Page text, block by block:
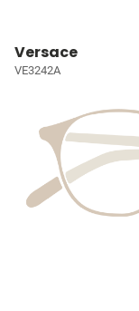
Versace
VE3242A